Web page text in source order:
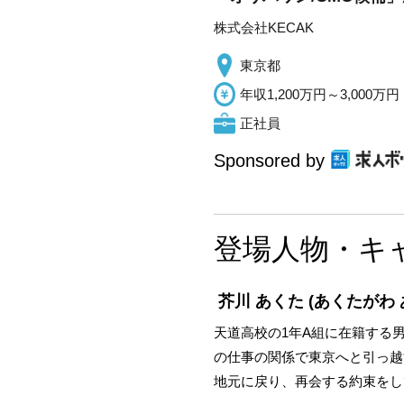
株式会社KECAK
東京都
年収1,200万円～3,000万円
正社員
Sponsored by
登場人物・キ
芥川 あくた (あくたがわ
天道高校の1年A組に在籍する
の仕事の関係で東京へと引っ
地元に戻り、再会する約束を